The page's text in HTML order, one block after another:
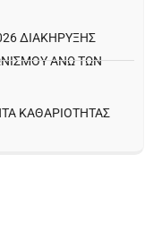
ΔΙΑΚΗΡΥΞΗΣ
ΑΝΩ ΤΩΝ
ΚΑΘΑΡΙΌΤΗΤΑΣ